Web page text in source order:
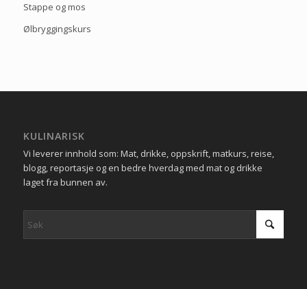
Stappe og mos
Ølbryggingskurs
KULINARISK
Vi leverer innhold som: Mat, drikke, oppskrift, matkurs, reise,
blogg, reportasje og en bedre hverdag med mat og drikke
laget fra bunnen av.